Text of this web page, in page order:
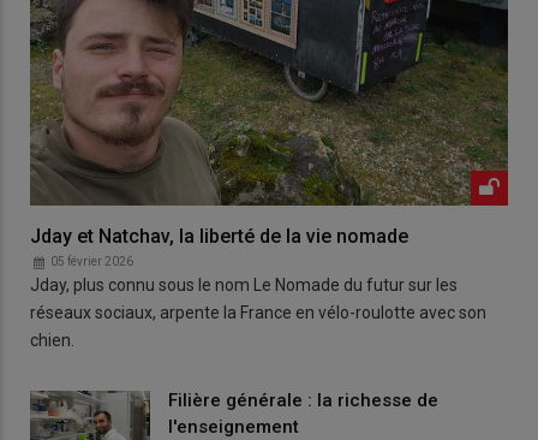
Jday et Natchav, la liberté de la vie nomade
05 février 2026
Jday, plus connu sous le nom Le Nomade du futur sur les
réseaux sociaux, arpente la France en vélo-roulotte avec son
chien.
Filière générale : la richesse de
l'enseignement